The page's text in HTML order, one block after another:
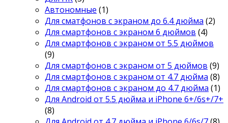
Автономные (1)
Для сматфонов с экраном до 6.4 дюйма (2)
Для смартфонов с экраном 6 дюймов (4)
Для смартфонов с экраном от 5.5 дюймов
(9)
Для смартфонов с экраном от 5 дюймов (9)
Для смартфонов с экраном от 4.7 дюйма (8)
Для смартфонов с экраном до 4.7 дюйма (1)
Для Android от 5.5 дюйма и iPhone 6+/6s+/7+
(8)